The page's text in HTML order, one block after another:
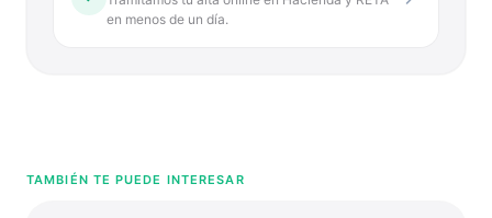
en menos de un día.
TAMBIÉN TE PUEDE INTERESAR